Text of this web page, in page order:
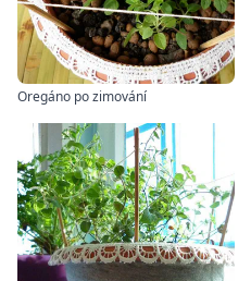
Oregáno po zimování